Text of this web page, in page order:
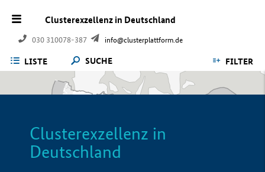
Clusterexzellenz in Deutschland
030 310078-387 info@clusterplattform.de
LISTE SUCHE FILTER
Clusterexzellenz in
Deutschland